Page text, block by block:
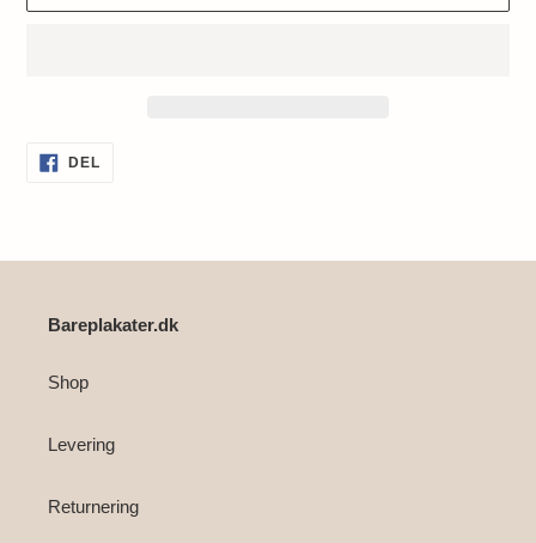
Lægger
produkt
DEL
Bareplakater.dk
Shop
Levering
Returnering